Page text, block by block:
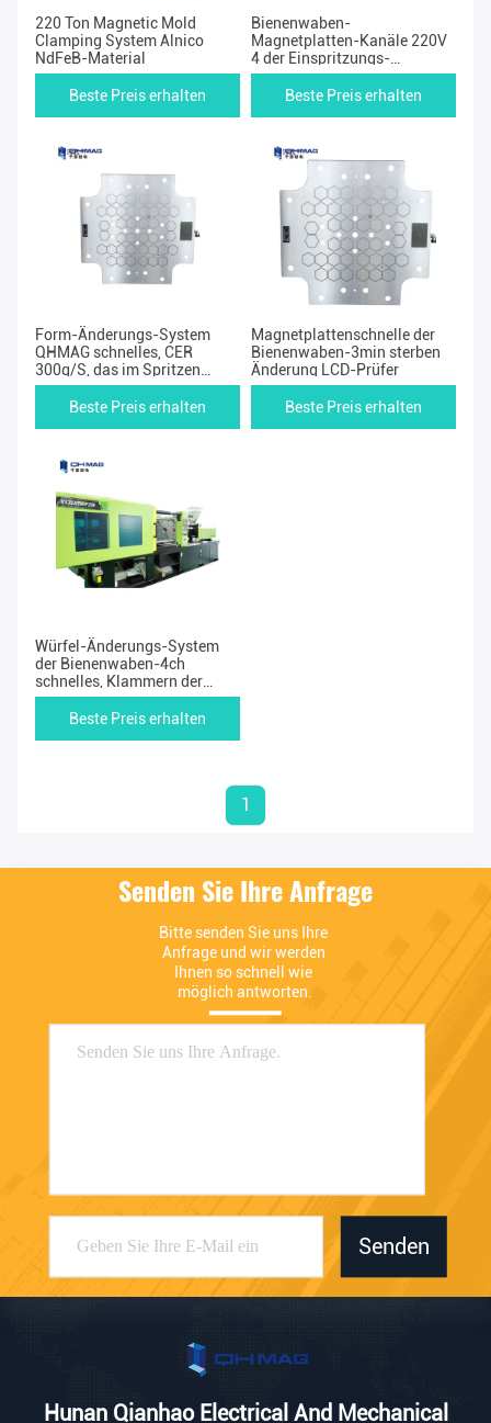
220 Ton Magnetic Mold
Clamping System Alnico
NdFeB-Material
Beste Preis erhalten
Bienenwaben-
Magnetplatten-Kanäle 220V
4 der Einspritzungs-
Maschinen-QMC
Beste Preis erhalten
Form-Änderungs-System
QHMAG schnelles, CER
300g/S, das im Spritzen
festklemmt
Beste Preis erhalten
Magnetplattenschnelle der
Bienenwaben-3min sterben
Änderung LCD-Prüfer
Beste Preis erhalten
Würfel-Änderungs-System
der Bienenwaben-4ch
schnelles, Klammern der
Form-3min für Spritzen
Beste Preis erhalten
1
Senden Sie Ihre Anfrage
Bitte senden Sie uns Ihre
Anfrage und wir werden
Ihnen so schnell wie
möglich antworten.
Senden
Hunan Qianhao Electrical And Mechanical